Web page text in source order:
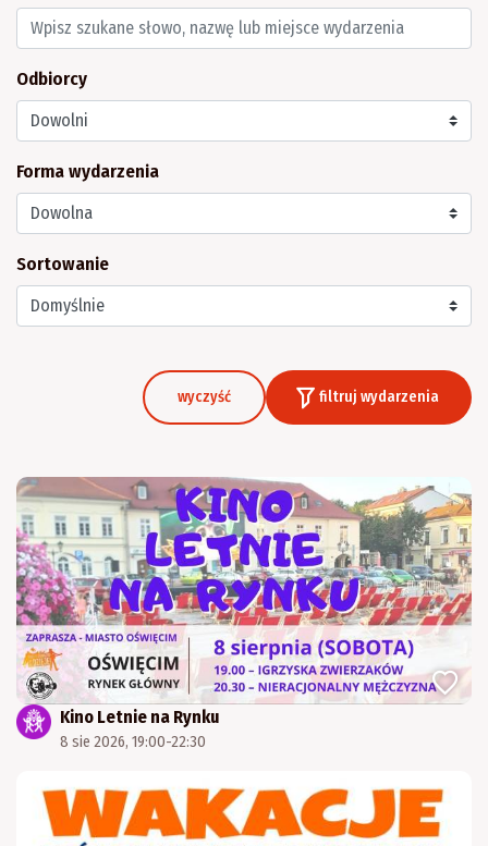
Odbiorcy
Forma wydarzenia
Sortowanie
wyczyść filtruj wydarzenia
Kino Letnie na Rynku
8 sie 2026, 19:00-22:30